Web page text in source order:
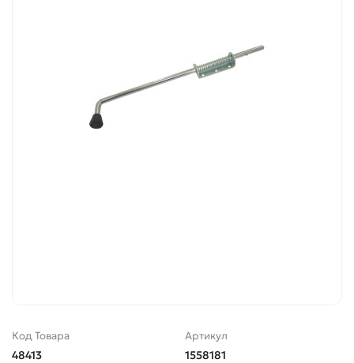
Код Товара
48413
Артикул
1558181